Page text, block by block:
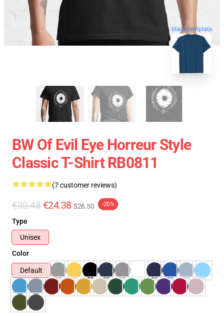
blank template
BW Of Evil Eye Horreur Style
Classic T-Shirt RB0811
(7 customer reviews)
€30.48 €24.38 $26.50 -20%
Type
Unisex
Color
Default